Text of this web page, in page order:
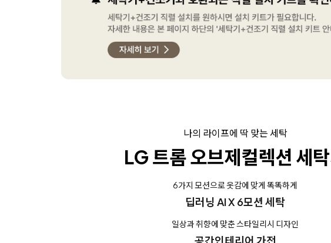
나의 라이프에 딱 맞는 세탁
LG 트롬 오브제컬렉션 세
6가지 모션으로 옷감에 맞게 똑똑하게
딥러닝 AI X 6모션 세탁
일상과 취향에 맞춘 스타일리시 디자인